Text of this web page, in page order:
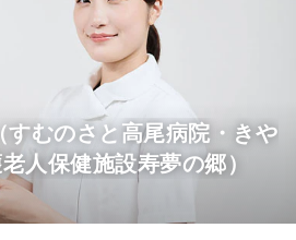
すむのさと高尾病院・きや
人保健施設寿夢の郷）